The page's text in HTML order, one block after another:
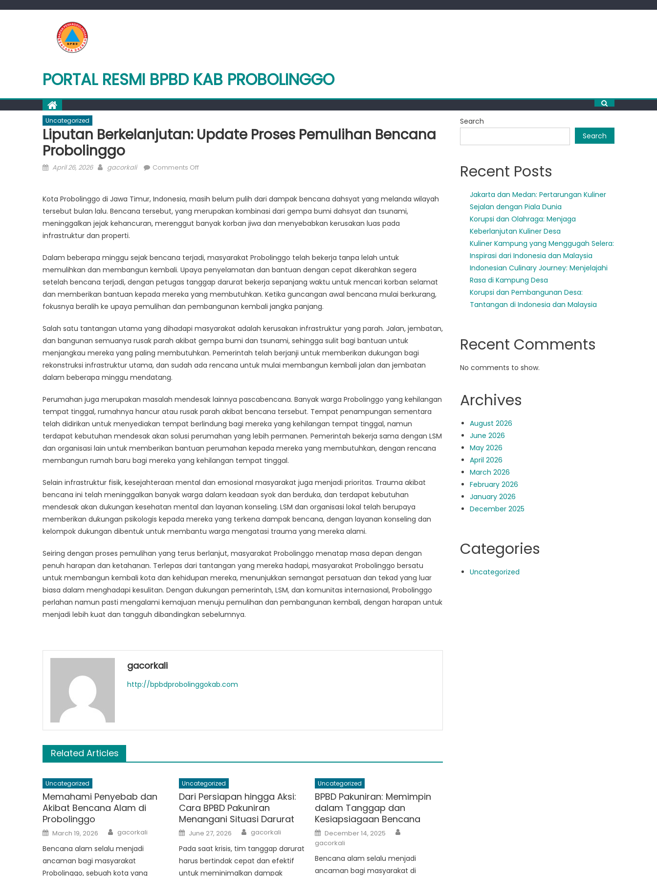
PORTAL RESMI BPBD KAB PROBOLINGGO
Uncategorized
Liputan Berkelanjutan: Update Proses Pemulihan Bencana
Probolinggo
Posted
April 26, 2026 Author
gacorkali Comments Offon
Update
Proses
Pemulihan
Kota Probolinggo di Jawa Timur, Indonesia, masih belum pulih dari dampak bencana dahsyat yang melanda wilayah
tersebut bulan lalu. Bencana tersebut, yang merupakan kombinasi dari gempa bumi dahsyat dan tsunami,
meninggalkan jejak kehancuran, merenggut banyak korban jiwa dan menyebabkan kerusakan luas pada
infrastruktur dan properti.
Dalam beberapa minggu sejak bencana terjadi, masyarakat Probolinggo telah bekerja tanpa lelah untuk
memulihkan dan membangun kembali. Upaya penyelamatan dan bantuan dengan cepat dikerahkan segera
setelah bencana terjadi, dengan petugas tanggap darurat bekerja sepanjang waktu untuk mencari korban selamat
dan memberikan bantuan kepada mereka yang membutuhkan. Ketika guncangan awal bencana mulai berkurang,
fokusnya beralih ke upaya pemulihan dan pembangunan kembali jangka panjang.
Salah satu tantangan utama yang dihadapi masyarakat adalah kerusakan infrastruktur yang parah. Jalan, jembatan,
dan bangunan semuanya rusak parah akibat gempa bumi dan tsunami, sehingga sulit bagi bantuan untuk
menjangkau mereka yang paling membutuhkan. Pemerintah telah berjanji untuk memberikan dukungan bagi
rekonstruksi infrastruktur utama, dan sudah ada rencana untuk mulai membangun kembali jalan dan jembatan
dalam beberapa minggu mendatang.
Perumahan juga merupakan masalah mendesak lainnya pascabencana. Banyak warga Probolinggo yang kehilangan
tempat tinggal, rumahnya hancur atau rusak parah akibat bencana tersebut. Tempat penampungan sementara
telah didirikan untuk menyediakan tempat berlindung bagi mereka yang kehilangan tempat tinggal, namun
terdapat kebutuhan mendesak akan solusi perumahan yang lebih permanen. Pemerintah bekerja sama dengan LSM
dan organisasi lain untuk memberikan bantuan perumahan kepada mereka yang membutuhkan, dengan rencana
membangun rumah baru bagi mereka yang kehilangan tempat tinggal.
Selain infrastruktur fisik, kesejahteraan mental dan emosional masyarakat juga menjadi prioritas. Trauma akibat
bencana ini telah meninggalkan banyak warga dalam keadaan syok dan berduka, dan terdapat kebutuhan
mendesak akan dukungan kesehatan mental dan layanan konseling. LSM dan organisasi lokal telah berupaya
memberikan dukungan psikologis kepada mereka yang terkena dampak bencana, dengan layanan konseling dan
kelompok dukungan dibentuk untuk membantu warga mengatasi trauma yang mereka alami.
Seiring dengan proses pemulihan yang terus berlanjut, masyarakat Probolinggo menatap masa depan dengan
penuh harapan dan ketahanan. Terlepas dari tantangan yang mereka hadapi, masyarakat Probolinggo bersatu
untuk membangun kembali kota dan kehidupan mereka, menunjukkan semangat persatuan dan tekad yang luar
biasa dalam menghadapi kesulitan. Dengan dukungan pemerintah, LSM, dan komunitas internasional, Probolinggo
perlahan namun pasti mengalami kemajuan menuju pemulihan dan pembangunan kembali, dengan harapan untuk
menjadi lebih kuat dan tangguh dibandingkan sebelumnya.
gacorkali
http://bpbdprobolinggokab.com
Related Articles
Uncategorized
Memahami Penyebab dan
Akibat Bencana Alam di
Probolinggo
Posted
on
March 19, 2026 Author
gacorkali
Bencana alam selalu menjadi
ancaman bagi masyarakat
Probolinggo, sebuah kota yang
Uncategorized
Dari Persiapan hingga Aksi:
Cara BPBD Pakuniran
Menangani Situasi Darurat
Posted
on
June 27, 2026 Author
gacorkali
Pada saat krisis, tim tanggap darurat
harus bertindak cepat dan efektif
untuk meminimalkan dampak
Uncategorized
BPBD Pakuniran: Memimpin
dalam Tanggap dan
Kesiapsiagaan Bencana
Posted
on
December 14, 2025
gacorkali
Bencana alam selalu menjadi
ancaman bagi masyarakat di
Search
Search
Recent Posts
Jakarta dan Medan: Pertarungan Kuliner
Sejalan dengan Piala Dunia
Korupsi dan Olahraga: Menjaga
Keberlanjutan Kuliner Desa
Kuliner Kampung yang Menggugah Selera:
Inspirasi dari Indonesia dan Malaysia
Indonesian Culinary Journey: Menjelajahi
Rasa di Kampung Desa
Korupsi dan Pembangunan Desa:
Tantangan di Indonesia dan Malaysia
Recent Comments
No comments to show.
Archives
August 2026
June 2026
May 2026
April 2026
March 2026
February 2026
January 2026
December 2025
Categories
Uncategorized